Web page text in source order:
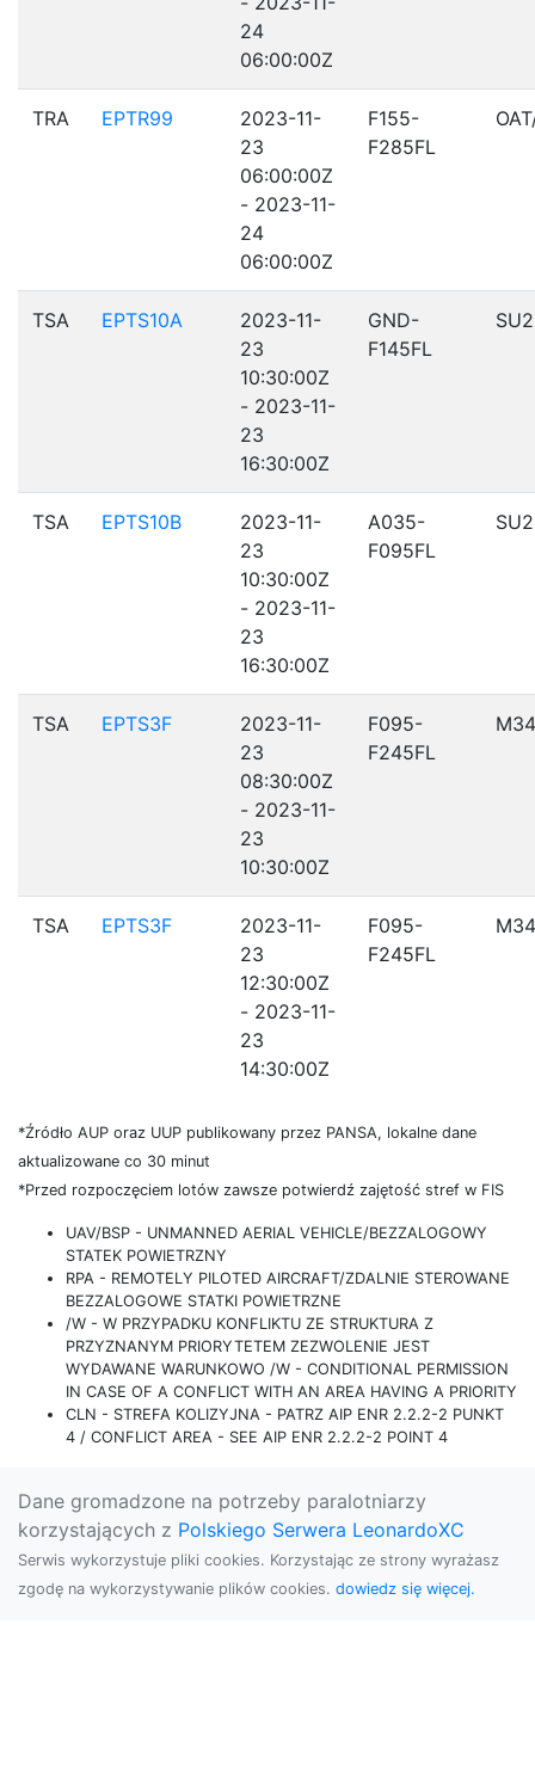
24
06:00:00Z
TRA EPTR99
2023-11-
23
06:00:00Z
- 2023-11-
24
06:00:00Z
F155-
F285FL
TSA EPTS10A
2023-11-
23
10:30:00Z
- 2023-11-
23
16:30:00Z
GND-
F145FL
TSA EPTS10B
2023-11-
23
10:30:00Z
- 2023-11-
23
16:30:00Z
A035-
F095FL
TSA EPTS3F
2023-11-
23
08:30:00Z
- 2023-11-
23
10:30:00Z
F095-
F245FL
TSA EPTS3F
2023-11-
23
12:30:00Z
- 2023-11-
23
14:30:00Z
F095-
F245FL
*Źródło AUP oraz UUP publikowany przez PANSA, lokalne dane
aktualizowane co 30 minut
*Przed rozpoczęciem lotów zawsze potwierdź zajętość stref w FIS
UAV/BSP - UNMANNED AERIAL VEHICLE/BEZZALOGOWY
STATEK POWIETRZNY
RPA - REMOTELY PILOTED AIRCRAFT/ZDALNIE STEROWANE
BEZZALOGOWE STATKI POWIETRZNE
/W - W PRZYPADKU KONFLIKTU ZE STRUKTURA Z
PRZYZNANYM PRIORYTETEM ZEZWOLENIE JEST
WYDAWANE WARUNKOWO /W - CONDITIONAL PERMISSION
IN CASE OF A CONFLICT WITH AN AREA HAVING A PRIORITY
CLN - STREFA KOLIZYJNA - PATRZ AIP ENR 2.2.2-2 PUNKT
4 / CONFLICT AREA - SEE AIP ENR 2.2.2-2 POINT 4
Dane gromadzone na potrzeby paralotniarzy
korzystających z Polskiego Serwera LeonardoXC
Serwis wykorzystuje pliki cookies. Korzystając ze strony wyrażasz
zgodę na wykorzystywanie plików cookies. dowiedz się więcej.